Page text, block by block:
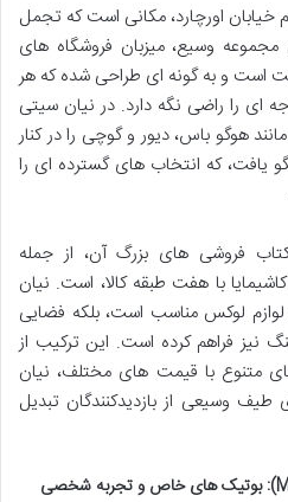
خیابان اورچارد، مکانی است که تجمل
مجموعه وسیع، میزبان فروشگاه های
است و به گونه ای طراحی شده که هر
ای را راضی نگه دارد. در نیان سیتی
هوگو باس، دیور و گوچی را در کنار
یافت، که انتخاب های گسترده ای را
فروشی های بزرگ آن، از جمله
با هفت طبقه کالا، است. نیان
لوکس مناسب است، بلکه فضایی
نیز فراهم کرده است. این ترکیب از
متنوع با قیمت های مختلف، نیان
وسیعی از بازدیدکنندگان تبدیل
ماندارین گالری (Mandarin Gallery): بوتیک های خاص و تجربه شخصی